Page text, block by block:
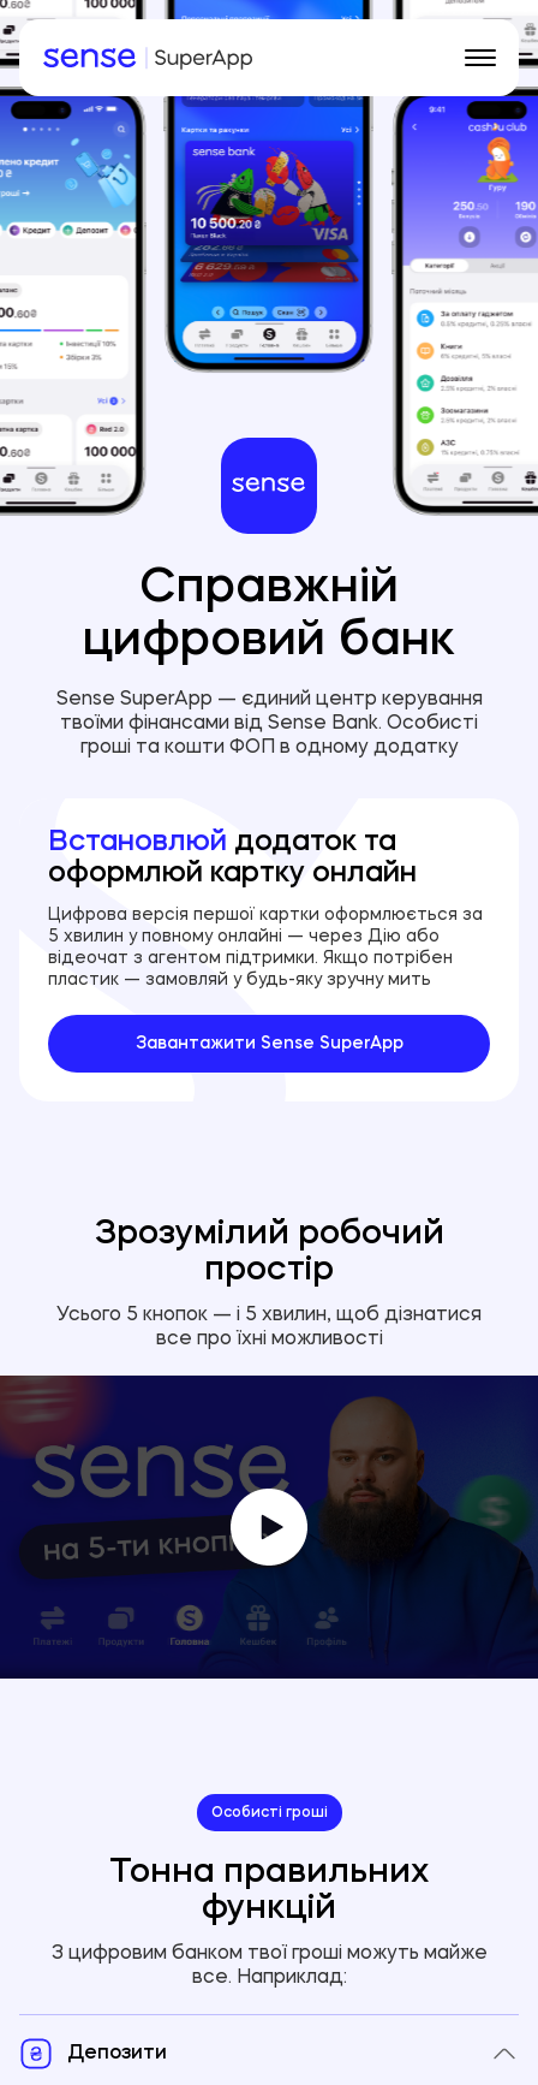
Інтерфейс
Можливості
Для ФОП
Завантажити Sense SuperApp
Справжній
цифровий банк
Sense SuperApp — єдиний центр керування
твоїми фінансами від Sense Bank. Особисті
гроші та кошти ФОП в одному додатку
Встановлюй додаток та
оформлюй картку онлайн
Цифрова версія першої картки оформлюється за
5 хвилин у повному онлайні — через Дію або
відеочат з агентом підтримки. Якщо потрібен
пластик — замовляй у будь-яку зручну мить
Завантажити Sense SuperApp
Зрозумілий робочий
простір
Усього 5 кнопок — і 5 хвилин, щоб дізнатися
все про їхні можливості
Особисті гроші
Тонна правильних
функцій
З цифровим банком твої гроші можуть майже
все. Наприклад:
Депозити